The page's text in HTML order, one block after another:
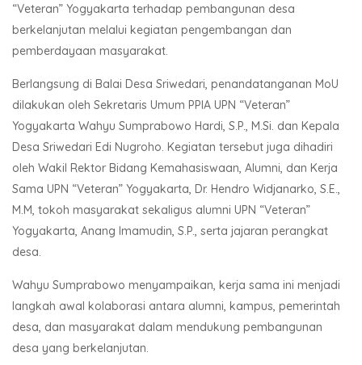
“Veteran” Yogyakarta terhadap pembangunan desa
berkelanjutan melalui kegiatan pengembangan dan
pemberdayaan masyarakat.
Berlangsung di Balai Desa Sriwedari, penandatanganan MoU
dilakukan oleh Sekretaris Umum PPIA UPN “Veteran”
Yogyakarta Wahyu Sumprabowo Hardi, S.P., M.Si. dan Kepala
Desa Sriwedari Edi Nugroho. Kegiatan tersebut juga dihadiri
oleh Wakil Rektor Bidang Kemahasiswaan, Alumni, dan Kerja
Sama UPN “Veteran” Yogyakarta, Dr. Hendro Widjanarko, S.E.,
M.M, tokoh masyarakat sekaligus alumni UPN “Veteran”
Yogyakarta, Anang Imamudin, S.P., serta jajaran perangkat
desa.
Wahyu Sumprabowo menyampaikan, kerja sama ini menjadi
langkah awal kolaborasi antara alumni, kampus, pemerintah
desa, dan masyarakat dalam mendukung pembangunan
desa yang berkelanjutan.